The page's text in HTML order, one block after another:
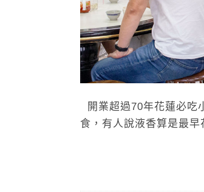
開業超過70年花蓮必吃
食，有人說液香算是最